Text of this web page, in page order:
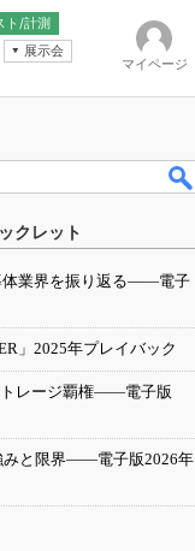
ト/計測
展示会
マイページ
クレット
体業界を振り返る――電子
」2025年プレイバック
レージ覇権――電子版
みと限界――電子版2026年